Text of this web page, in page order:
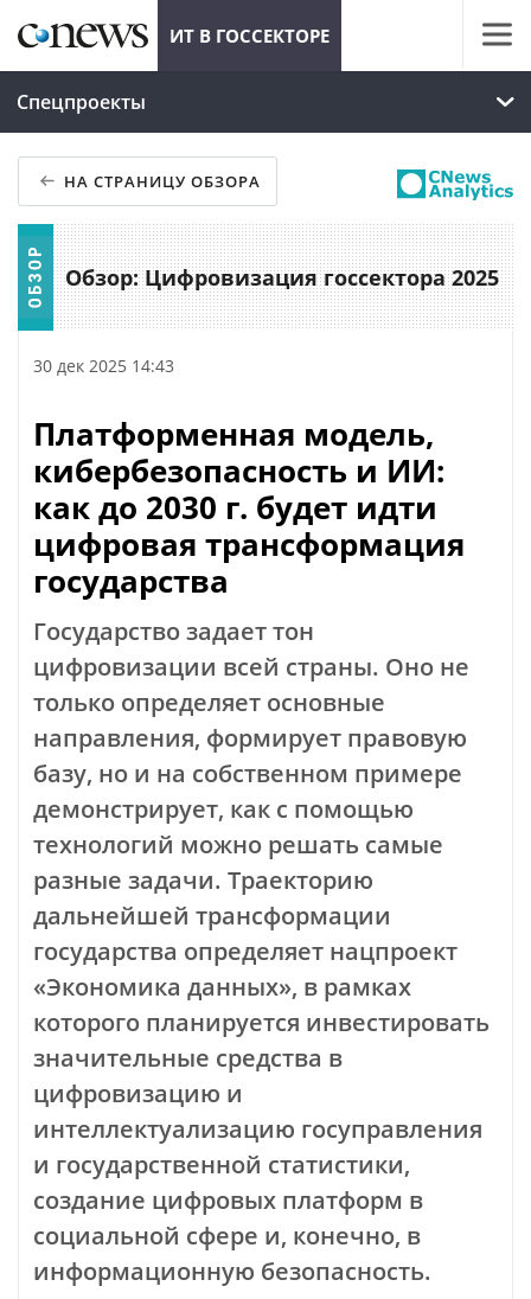
ИТ В ГОССЕКТОРЕ
Спецпроекты
НА СТРАНИЦУ ОБЗОРА
Обзор: Цифровизация госсектора 2025
30 дек 2025 14:43
Платформенная модель,
кибербезопасность и ИИ:
как до 2030 г. будет идти
цифровая трансформация
государства
Государство задает тон
цифровизации всей страны. Оно не
только определяет основные
направления, формирует правовую
базу, но и на собственном примере
демонстрирует, как с помощью
технологий можно решать самые
разные задачи. Траекторию
дальнейшей трансформации
государства определяет нацпроект
«Экономика данных», в рамках
которого планируется инвестировать
значительные средства в
цифровизацию и
интеллектуализацию госуправления
и государственной статистики,
создание цифровых платформ в
социальной сфере и, конечно, в
информационную безопасность.